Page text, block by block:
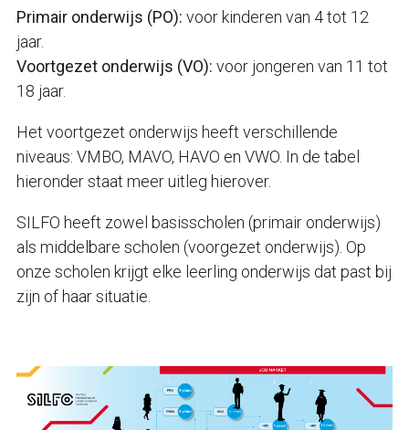
Primair onderwijs (PO): voor kinderen van 4 tot 12
jaar.
Voortgezet onderwijs (VO): voor jongeren van 11 tot
18 jaar.
Het voortgezet onderwijs heeft verschillende
niveaus: VMBO, MAVO, HAVO en VWO. In de tabel
hieronder staat meer uitleg hierover.
SILFO heeft zowel basisscholen (primair onderwijs)
als middelbare scholen (voorgezet onderwijs). Op
onze scholen krijgt elke leerling onderwijs dat past bij
zijn of haar situatie.